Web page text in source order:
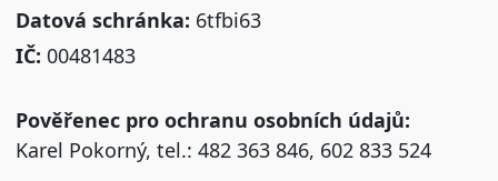
Datová schránka: 6tfbi63
IČ: 00481483
Pověřenec pro ochranu osobních údajů:
Karel Pokorný, tel.: 482 363 846, 602 833 524